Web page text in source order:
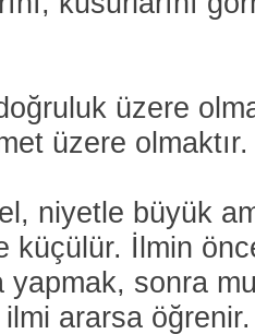
üzere
üzere olmaktır.
niyetle büyük
küçülür. İlmin
yapmak, sonra
ilmi ararsa